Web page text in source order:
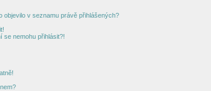
objevilo v seznamu právě přihlášených?
se nemohu přihlásit?!